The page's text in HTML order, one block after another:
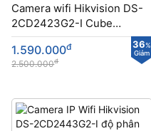
Camera wifi Hikvision DS-
2CD2423G2-I Cube
Acusense thông minh
phân biệt người
36%
Giảm
1.590.000đ
2.500.000đ